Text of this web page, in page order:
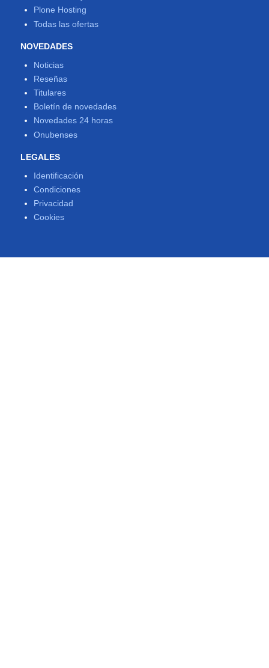
Plone Hosting
Todas las ofertas
NOVEDADES
Noticias
Reseñas
Titulares
Boletín de novedades
Novedades 24 horas
Onubenses
LEGALES
Identificación
Condiciones
Privacidad
Cookies